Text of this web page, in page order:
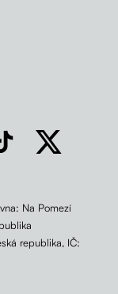
Na Pomezí
republika, IČ: